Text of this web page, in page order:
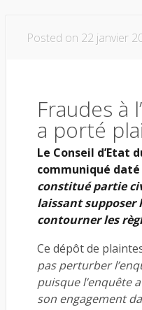
Posted on 22 janvier
Fraudes à
a porté
Le Conseil d’Etat
communiqué daté
constitué partie
laissant supposer
contourner les
Ce dépôt de
pas perturber
puisque l’enquête
son engagement